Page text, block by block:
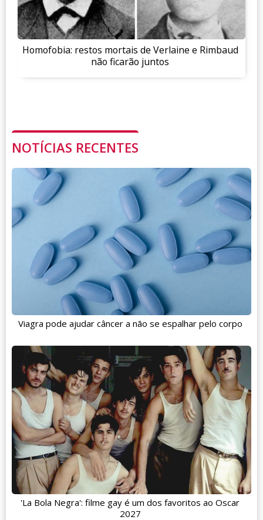
Homofobia: restos mortais de Verlaine e Rimbaud
não ficarão juntos
NOTÍCIAS RECENTES
Viagra pode ajudar câncer a não se espalhar pelo corpo
'La Bola Negra': filme gay é um dos favoritos ao Oscar
2027